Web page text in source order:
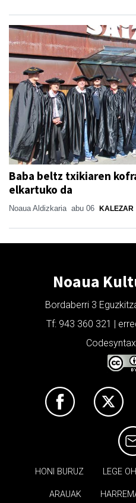
Baba beltz txikiaren
elkartuko da
Noaua Aldizkaria abu 06 KALEZAR
Noaua
Bordaberri 3
Tf: 943 360 321 |
HONI BURUZ LEGE
ARAUAK